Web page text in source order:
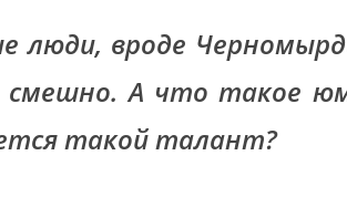
люди, вроде
смешно. А что такое
такой талант?